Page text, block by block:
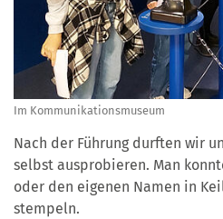
Im Kommunikationsmuseum
Nach der Führung durften wir
selbst ausprobieren. Man
oder den eigenen Namen in
stempeln.